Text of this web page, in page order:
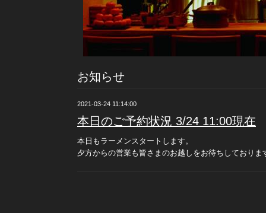
お知らせ
2021-03-24 11:14:00
本日のご予約状況 3/24 11:00現在
本日もラーメンスタートします。
夕方からの営業も皆さまのお越しをお待ちしておりま